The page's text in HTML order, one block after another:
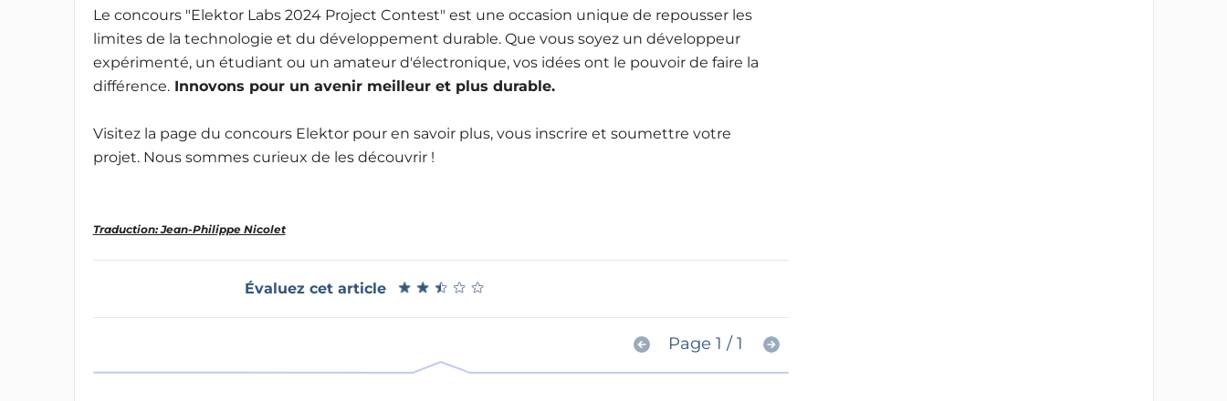
Le concours "Elektor Labs 2024 Project Contest" est une occasion unique de repousser les
limites de la technologie et du développement durable. Que vous soyez un développeur
expérimenté, un étudiant ou un amateur d'électronique, vos idées ont le pouvoir de faire la
différence.Innovons pour un avenir meilleur et plus durable.
Visitez la page du concours Elektor pour en savoir plus, vous inscrire et soumettre votre
projet. Nous sommes curieux de les découvrir !
Traduction: Jean-Philippe Nicolet
Évaluez cet article ★ ★ ★ ★ ★
★ ★ ★ ★ ★
Page 1 / 1